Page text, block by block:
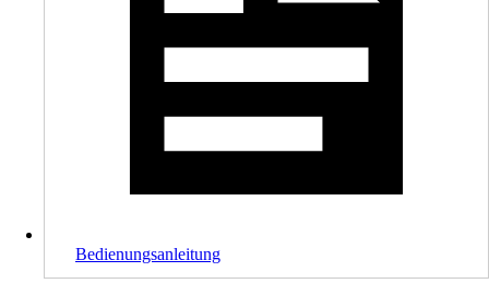
Bedienungsanleitung